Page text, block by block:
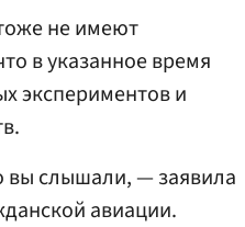
не имеют
в указанное время
экспериментов и
вы слышали, — заявила
авиации.